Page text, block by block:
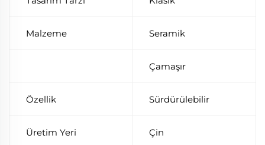
Malzeme Seramik
Çamaşır
Özellik Sürdürülebilir
Üretim Yeri Çin